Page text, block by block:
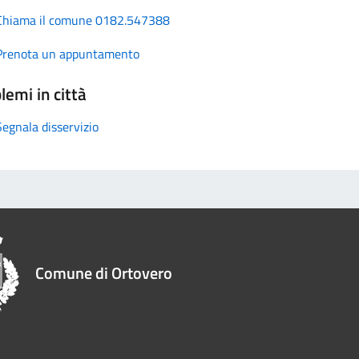
il comune 0182.547388
un appuntamento
in città
disservizio
Comune di Ortovero